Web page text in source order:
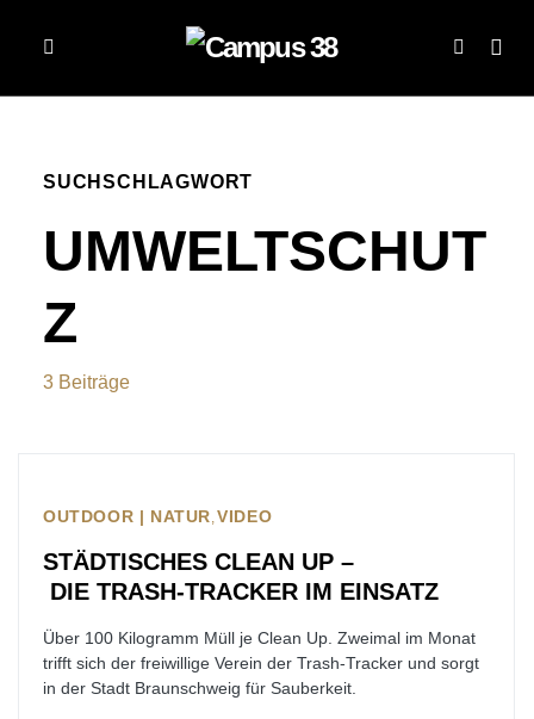
SUCHSCHLAGWORT
UMWELTSCHUT
Z
3 Beiträge
OUTDOOR | NATUR VIDEO
STÄDTISCHES CLEAN UP –
DIE TRASH-TRACKER IM EINSATZ
Über 100 Kilogramm Müll je Clean Up. Zweimal im Monat
trifft sich der freiwillige Verein der Trash-Tracker und sorgt
in der Stadt Braunschweig für Sauberkeit.